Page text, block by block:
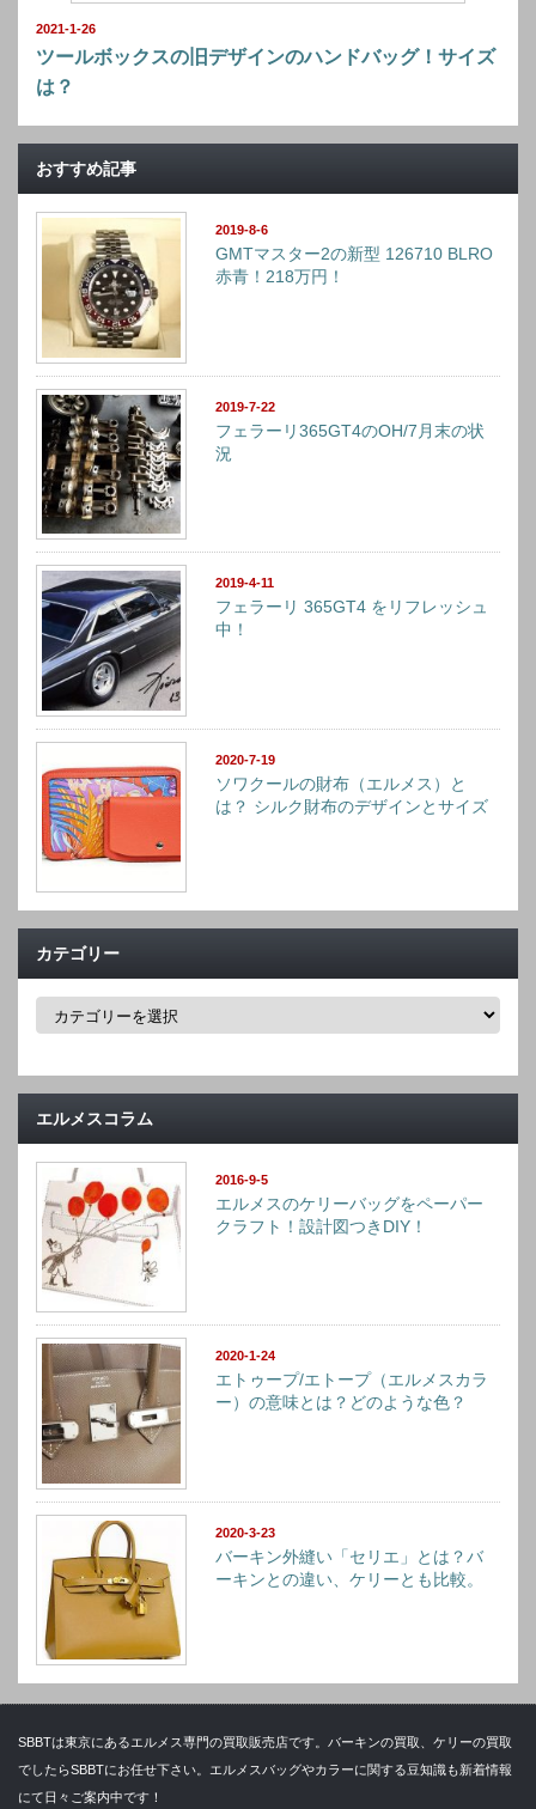
2021-1-26
ツールボックスの旧デザインのハンドバッグ！サイズ
は？
おすすめ記事
2019-8-6
GMTマスター2の新型 126710 BLRO
赤青！218万円！
2019-7-22
フェラーリ365GT4のOH/7月末の状
況
2019-4-11
フェラーリ 365GT4 をリフレッシュ
中！
2020-7-19
ソワクールの財布（エルメス）と
は？ シルク財布のデザインとサイズ
カテゴリー
カ
ー
エルメスコラム
2016-9-5
エルメスのケリーバッグをペーパー
クラフト！設計図つきDIY！
2020-1-24
エトゥープ/エトープ（エルメスカラ
ー）の意味とは？どのような色？
2020-3-23
バーキン外縫い「セリエ」とは？バ
ーキンとの違い、ケリーとも比較。
SBBTは東京にあるエルメス専門の買取販売店です。バーキンの買取、ケリーの買取
でしたらSBBTにお任せ下さい。エルメスバッグやカラーに関する豆知識も新着情報
にて日々ご案内中です！